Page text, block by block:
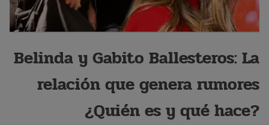
Belinda y Gabito Ballesteros: La
relación que genera rumores
¿Quién es y qué hace?